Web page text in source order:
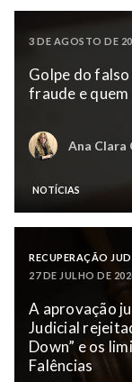
3 DE AGOSTO DE
Golpe do
fraude e
Ana Clara
NOTÍCIAS
RECUPERAÇÃO
27 DE JULHO DE
A aprovação
Judicial
Down” e os
Falências